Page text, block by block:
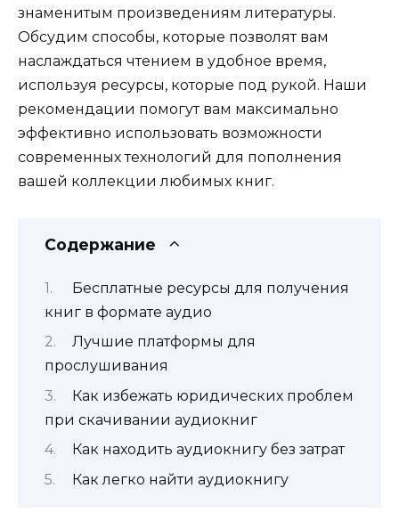
знаменитым произведениям литературы.
Обсудим способы, которые позволят вам
наслаждаться чтением в удобное время,
используя ресурсы, которые под рукой. Наши
рекомендации помогут вам максимально
эффективно использовать возможности
современных технологий для пополнения
вашей коллекции любимых книг.
Содержание
Бесплатные ресурсы для получения
книг в формате аудио
Лучшие платформы для
прослушивания
Как избежать юридических проблем
при скачивании аудиокниг
Как находить аудиокнигу без затрат
Как легко найти аудиокнигу